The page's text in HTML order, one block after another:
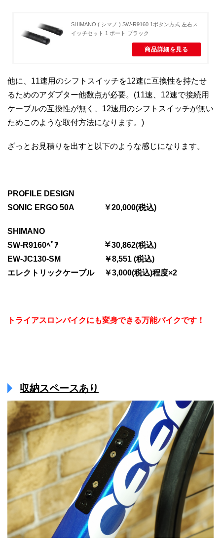
SHIMANO ( シマノ ) SW-R9160 1ボタン方式 左右ス
イッチセット 1 ポート ブラック
商品詳細を見る
他に、11速用のシフトスイッチを12速に互換性を持たせ
るためのアダプター他数点が必要。(11速、12速で接続用
ケーブルの互換性が無く、12速用のシフトスイッチが無い
ためこのような取付方法になります。)
ざっとお見積りを出すと以下のような感じになります。
PROFILE DESIGN
SONIC ERGO 50A ￥20,000(税込)
SHIMANO
SW-R9160ﾍﾟｱ ￥30,862(税込)
EW-JC130-SM ￥8,551 (税込)
エレクトリックケーブル ￥3,000(税込)程度×2
トライアスロンバイクにも変身できる万能バイクです！
収納スペースあり